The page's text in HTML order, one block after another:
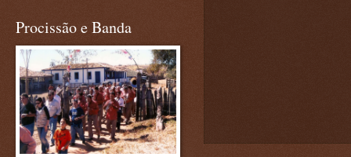
Procissão e Banda